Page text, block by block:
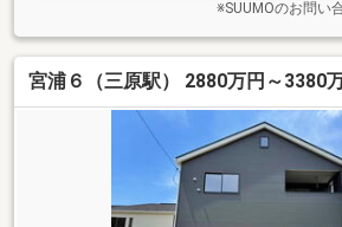
※SUUMOのお問い
宮浦６（三原駅） 2880万円～3380